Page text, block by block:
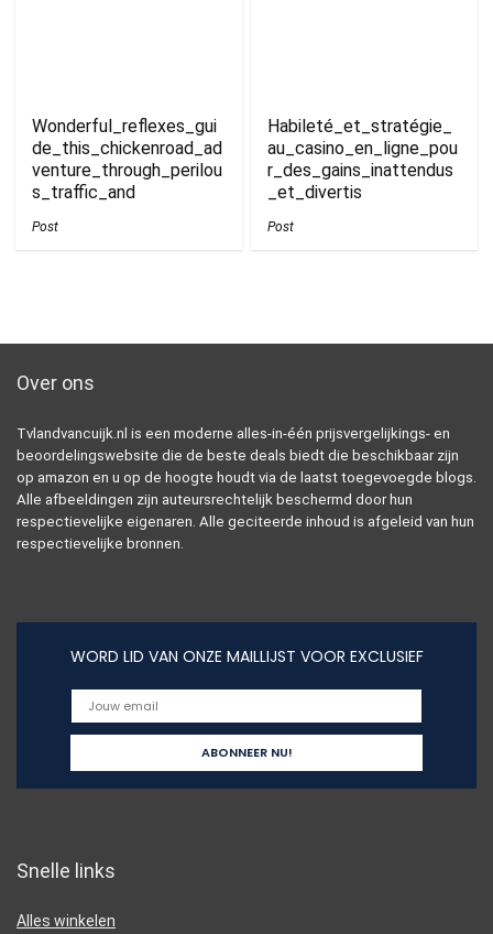
Wonderful_reflexes_gui
de_this_chickenroad_ad
venture_through_perilou
s_traffic_and
Post
Habileté_et_stratégie_
au_casino_en_ligne_pou
r_des_gains_inattendus
_et_divertis
Post
Over ons
Tvlandvancuijk.nl is een moderne alles-in-één prijsvergelijkings- en
beoordelingswebsite die de beste deals biedt die beschikbaar zijn
op amazon en u op de hoogte houdt via de laatst toegevoegde blogs.
Alle afbeeldingen zijn auteursrechtelijk beschermd door hun
respectievelijke eigenaren. Alle geciteerde inhoud is afgeleid van hun
respectievelijke bronnen.
WORD LID VAN ONZE MAILLIJST VOOR EXCLUSIEF
Snelle links
Alles winkelen